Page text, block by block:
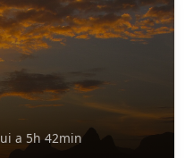
a 5h 42min